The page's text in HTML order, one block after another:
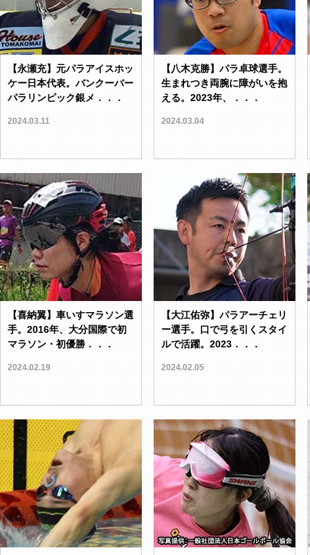
【永瀬充】元パラアイスホッ
ケー日本代表。バンクーバー
パラリンピック銀メ．．．
2024.03.11
【八木克勝】パラ卓球選手。
生まれつき両腕に障がいを抱
える。2023年、．．．
2024.03.04
【喜納翼】車いすマラソン選
手。2016年、大分国際で初
マラソン・初優勝．．．
2024.02.19
【大江佑弥】パラアーチェリ
ー選手。口で弓を引くスタイ
ルで活躍。2023．．．
2024.02.05